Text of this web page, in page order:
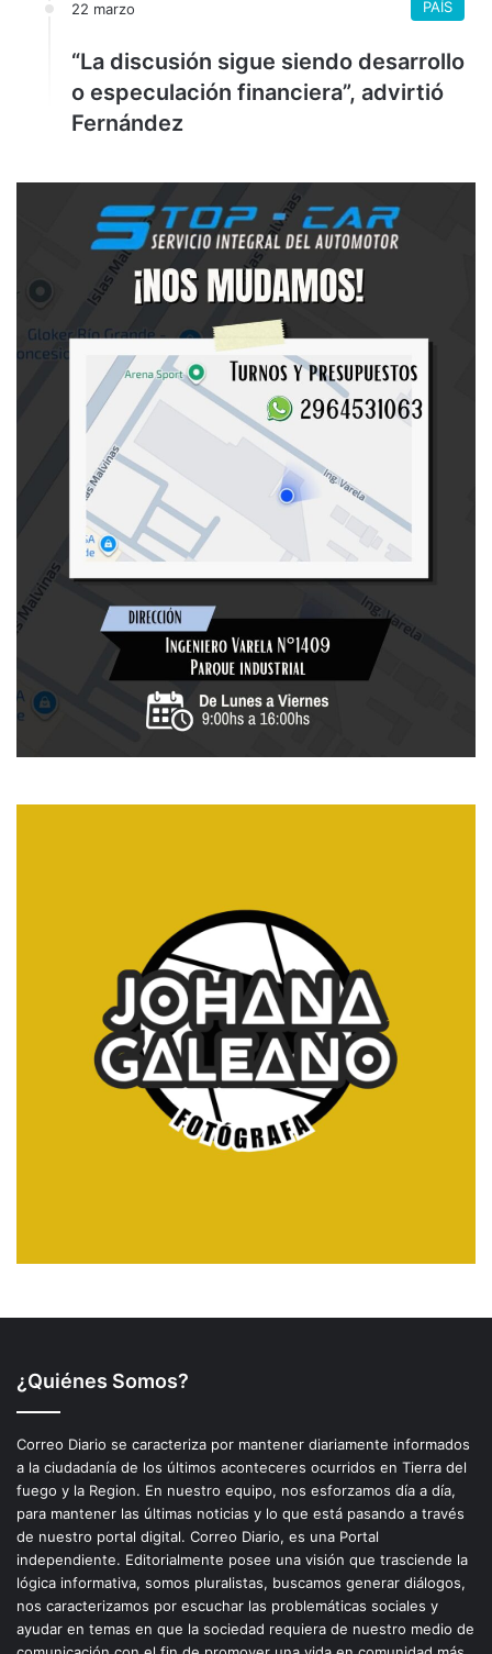
22 marzo PAÍS
“La discusión sigue siendo desarrollo
o especulación financiera”, advirtió
Fernández
¿Quiénes Somos?
Correo Diario se caracteriza por mantener diariamente informados
a la ciudadanía de los últimos aconteceres ocurridos en Tierra del
fuego y la Region. En nuestro equipo, nos esforzamos día a día,
para mantener las últimas noticias y lo que está pasando a través
de nuestro portal digital. Correo Diario, es una Portal
independiente. Editorialmente posee una visión que trasciende la
lógica informativa, somos pluralistas, buscamos generar diálogos,
nos caracterizamos por escuchar las problemáticas sociales y
ayudar en temas en que la sociedad requiera de nuestro medio de